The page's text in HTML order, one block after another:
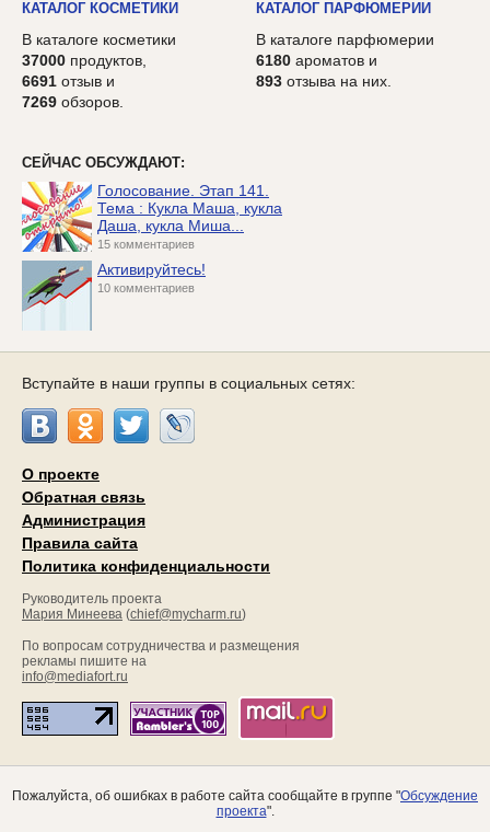
КАТАЛОГ КОСМЕТИКИ
В каталоге косметики
37000 продуктов,
6691 отзыв и
7269 обзоров.
КАТАЛОГ ПАРФЮМЕРИИ
В каталоге парфюмерии
6180 ароматов и
893 отзыва на них.
СЕЙЧАС ОБСУЖДАЮТ:
Голосование. Этап 141.
Тема : Кукла Маша, кукла
Даша, кукла Миша...
15 комментариев
Активируйтесь!
10 комментариев
Вступайте в наши группы в социальных сетях:
О проекте
Обратная связь
Администрация
Правила сайта
Политика конфиденциальности
Руководитель проекта
Мария Минеева (chief@mycharm.ru)
По вопросам сотрудничества и размещения
рекламы пишите на
info@mediafort.ru
Пожалуйста, об ошибках в работе сайта сообщайте в группе "Обсуждение
проекта".